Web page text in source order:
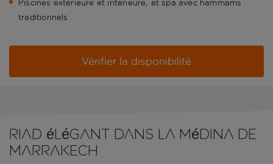
Piscines extérieure et intérieure, et spa avec hammams
traditionnels
Vérifier la disponibilité
Riad élégant dans la médina de
Marrakech